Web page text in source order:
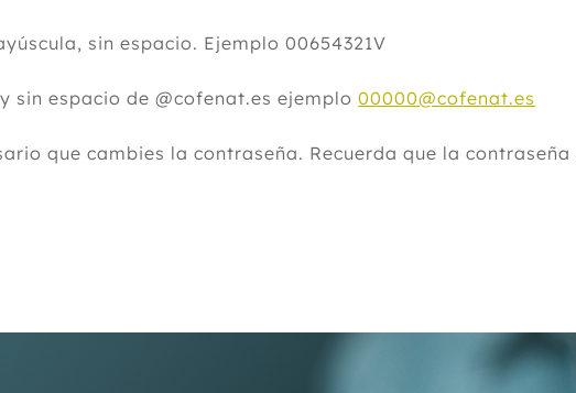
sin espacio. Ejemplo 00654321V
sin espacio de @cofenat.es ejemplo 00000@cofenat.es
que cambies la contraseña. Recuerda que la